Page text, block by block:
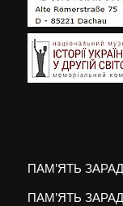
ПАМ’ЯТЬ
ПАМ’ЯТЬ